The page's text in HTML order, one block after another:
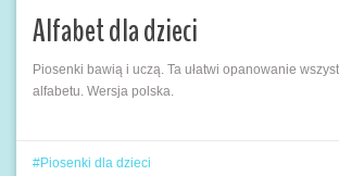
Alfabet dla dzieci
Piosenki bawią i uczą. Ta ułatwi opanowanie
alfabetu. Wersja polska.
Piosenki dla dzieci